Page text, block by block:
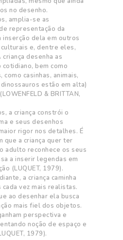
no desenho.
amplia-se as
representação da
inserção dela em outros
e, dentre eles,
desenha as
bem como
como casinhas, animais,
estão em alta)
& BRITTAN,
a criança constrói o
e seus desenhos
rigor nos detalhes. É
que a criança quer ter
adulto reconhece os seus
a inserir legendas em
(LUQUET, 1979).
a criança caminha
vez mais realistas.
ao desenhar ela busca
mais fiel dos objetos.
perspectiva e
noção de espaço e
1979).